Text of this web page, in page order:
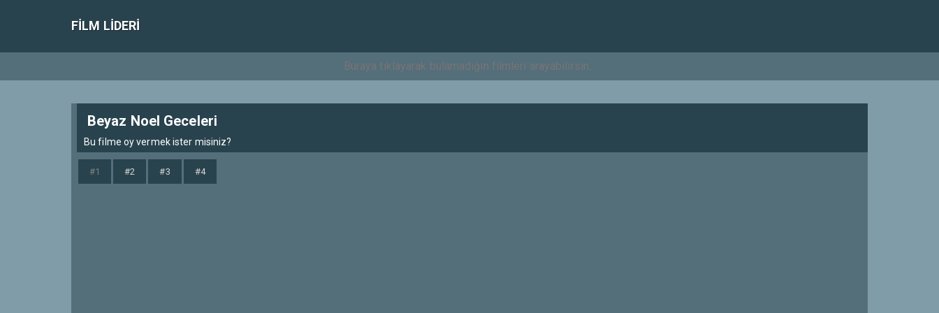
FILM LIDERI
Beyaz Noel Geceleri
Bu filme oy vermek ister misiniz?
#1 #2 #3 #4